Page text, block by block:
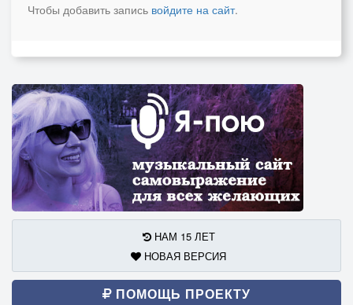
Чтобы добавить запись войдите на сайт.
НАМ 15 ЛЕТ
НОВАЯ ВЕРСИЯ
ПОМОЩЬ ПРОЕКТУ